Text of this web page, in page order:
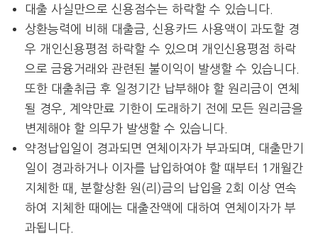
대출 사실만으로 신용점수는 하락할 수 있습니다.
상환능력에 비해 대출금, 신용카드 사용액이 과도할 경
우 개인신용평점 하락할 수 있으며 개인신용평점 하락
으로 금융거래와 관련된 불이익이 발생할 수 있습니다.
또한 대출취급 후 일정기간 납부해야 할 원리금이 연체
될 경우, 계약만료 기한이 도래하기 전에 모든 원리금을
변제해야 할 의무가 발생할 수 있습니다.
약정납입일이 경과되면 연체이자가 부과되며, 대출만기
일이 경과하거나 이자를 납입하여야 할 때부터 1개월간
지체한 때, 분할상환 원(리)금의 납입을 2회 이상 연속
하여 지체한 때에는 대출잔액에 대하여 연체이자가 부
과됩니다.